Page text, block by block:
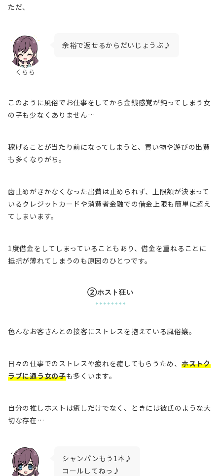
ただ、
くらら
余裕で返せるからだいじょうぶ♪
このように風俗でお仕事をしてから金銭感覚が鈍ってしまう女
の子も少なくありません …
稼げることが当たり前になってしまうと、買い物や遊びの出費
も多くなりがち。
歯止めがきかなくなった出費は止められず、上限額が決まって
いるクレジットカードや消費者金融での借金上限も簡単に超え
てしまいます。
1度借金をしてしまっていることもあり、借金を重ねることに
抵抗が薄れてしまうのも原因のひとつです。
②ホスト狂い
色んなお客さんとの接客にストレスを抱えている風俗嬢。
日々の仕事でのストレスや疲れを癒してもらうため、 ホストク
ラブに通う女の子も多くいます。
自分の推しホストは癒しだけでなく、ときには彼氏のような大
切な存在…
シャンパンもう1本♪
コールしてねっ♪